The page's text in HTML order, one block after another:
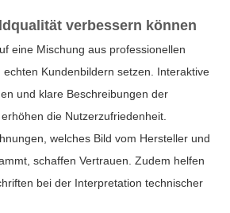
verbessern können
eine Mischung aus professionellen
Kundenbildern setzen. Interaktive
und klare Beschreibungen der
die Nutzerzufriedenheit.
welches Bild vom Hersteller und
schaffen Vertrauen. Zudem helfen
bei der Interpretation technischer